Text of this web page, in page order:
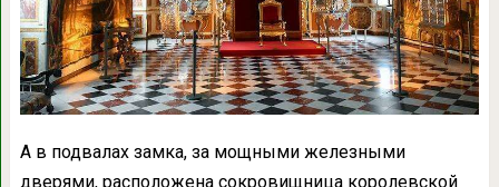
А в подвалах замка, за мощными железными
дверями, расположена сокровищница королевской